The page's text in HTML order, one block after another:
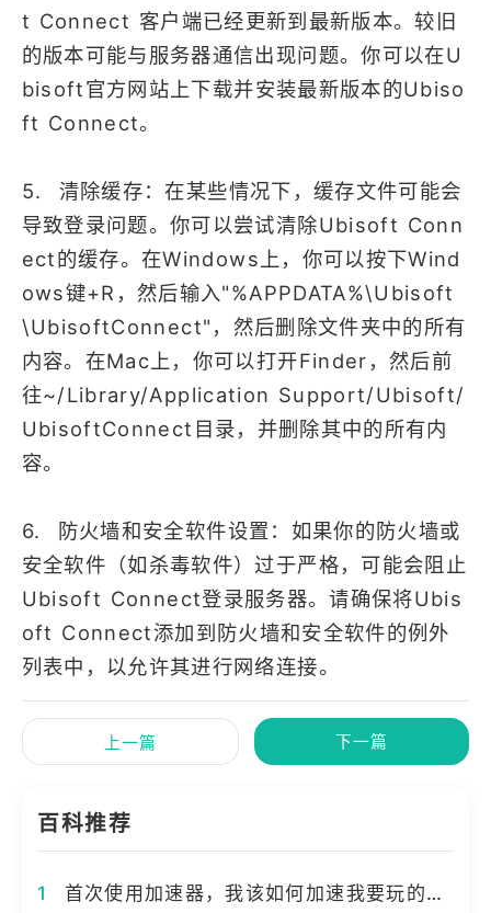
t Connect 客户端已经更新到最新版本。较旧
的版本可能与服务器通信出现问题。你可以在U
bisoft官方网站上下载并安装最新版本的Ubiso
ft Connect。
5. 清除缓存：在某些情况下，缓存文件可能会
导致登录问题。你可以尝试清除Ubisoft Conn
ect的缓存。在Windows上，你可以按下Wind
ows键+R，然后输入"%APPDATA%\Ubisoft
\UbisoftConnect"，然后删除文件夹中的所有
内容。在Mac上，你可以打开Finder，然后前
往~/Library/Application Support/Ubisoft/
UbisoftConnect目录，并删除其中的所有内
容。
6. 防火墙和安全软件设置：如果你的防火墙或
安全软件（如杀毒软件）过于严格，可能会阻止
Ubisoft Connect登录服务器。请确保将Ubis
oft Connect添加到防火墙和安全软件的例外
列表中，以允许其进行网络连接。
上一篇 下一篇
百科推荐
1 首次使用加速器，我该如何加速我要玩的游戏？